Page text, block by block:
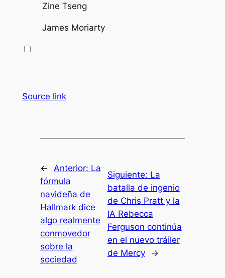
Zine Tseng
James Moriarty
Source link
← Anterior: La
fórmula
navideña de
Hallmark dice
algo realmente
conmovedor
sobre la
sociedad
Siguiente: La
batalla de ingenio
de Chris Pratt y la
IA Rebecca
Ferguson continúa
en el nuevo tráiler
de Mercy
→